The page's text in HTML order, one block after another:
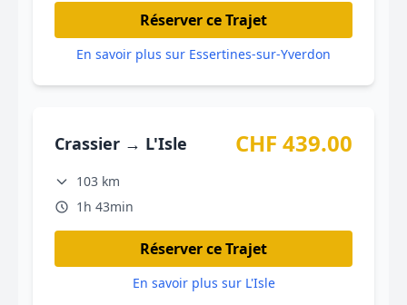
Réserver ce Trajet
En savoir plus sur Essertines-sur-Yverdon
Crassier → L'Isle CHF 439.00
103 km
1h 43min
Réserver ce Trajet
En savoir plus sur L'Isle